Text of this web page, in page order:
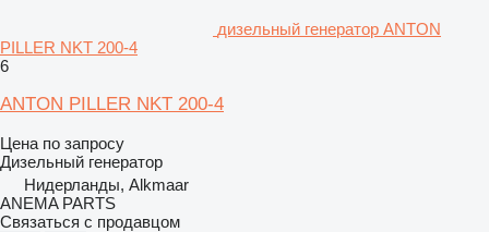
дизельный генератор ANTON
PILLER NKT 200-4
6
ANTON PILLER NKT 200-4
Цена по запросу
Дизельный генератор
Нидерланды, Alkmaar
ANEMA PARTS
Связаться с продавцом